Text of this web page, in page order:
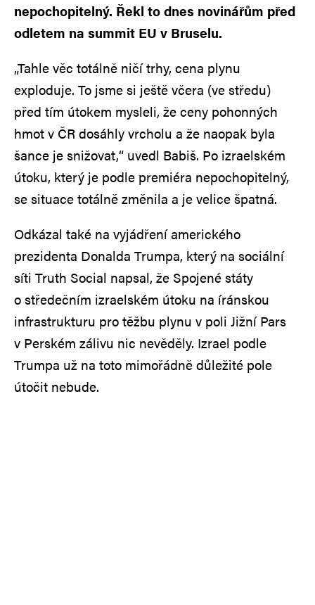
nepochopitelný. Řekl to dnes novinářům před
odletem na summit EU v Bruselu.
„Tahle věc totálně ničí trhy, cena plynu
exploduje. To jsme si ještě včera (ve středu)
před tím útokem mysleli, že ceny pohonných
hmot v ČR dosáhly vrcholu a že naopak byla
šance je snižovat,“ uvedl Babiš. Po izraelském
útoku, který je podle premiéra nepochopitelný,
se situace totálně změnila a je velice špatná.
Odkázal také na vyjádření amerického
prezidenta Donalda Trumpa, který na sociální
síti Truth Social napsal, že Spojené státy
o středečním izraelském útoku na íránskou
infrastrukturu pro těžbu plynu v poli Jižní Pars
v Perském zálivu nic nevěděly. Izrael podle
Trumpa už na toto mimořádně důležité pole
útočit nebude.